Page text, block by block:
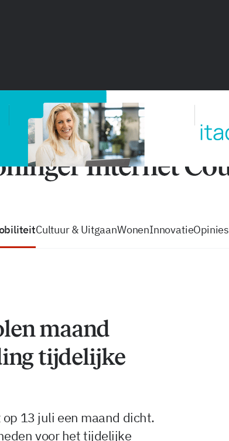
zo volg je de GIC
Cultuur & UitgaanWonenInnovatieOpinies
maand
tijdelijke
13 juli een maand dicht.
voor het tijdelijke